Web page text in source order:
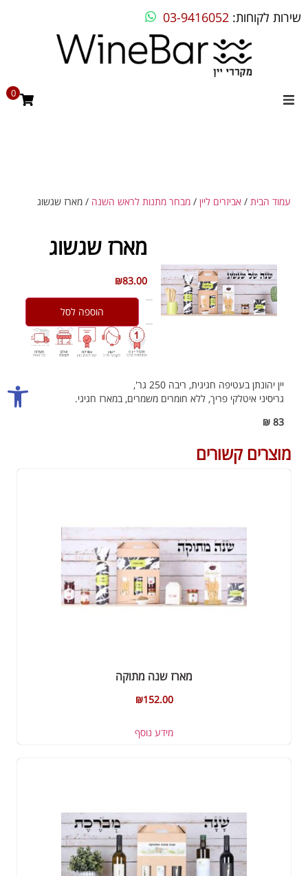
שירות לקוחות: 03-9416052
מקרר יין מדחס
בילט אין
מקררים שונים
0
עמוד הבית / אביזרים ליין / מבחר מתנות לראש השנה / מארז שגשוג
מארז שגשוג
₪83.00
הוספה לסל
יין יהונתן בעטיפה חגיגית, ריבה 250 גר',
גריסיני איטלקי פריך, ללא חומרים משמרים, במארז חגיגי.
83
₪
מוצרים קשורים
מארז שנה מתוקה
₪152.00
מידע נוסף
פתח